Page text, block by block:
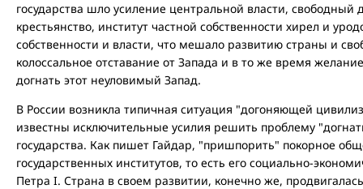
государства шло усиление центральной власти, свободный
крестьянство, институт частной собственности хирел и
собственности и власти, что мешало развитию страны и
колоссальное отставание от Запада и в то же время
догнать этот неуловимый Запад.
В России возникла типичная ситуация "догоняющей
известны исключительные усилия решить проблему
государства. Как пишет Гайдар, "пришпорить" покорное
государственных институтов, то есть его социально-
Петра I. Страна в своем развитии, конечно же,